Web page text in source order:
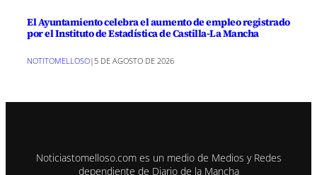
El Ayuntamiento celebra el aumento de empleo registrado
por el Instituto de Estadística de Castilla-La Mancha
NOTITOMELLOSO|5 DE AGOSTO DE 2026
Noticiastomelloso.com es un medio de Medios y Redes
dependiente de Diario de la Mancha